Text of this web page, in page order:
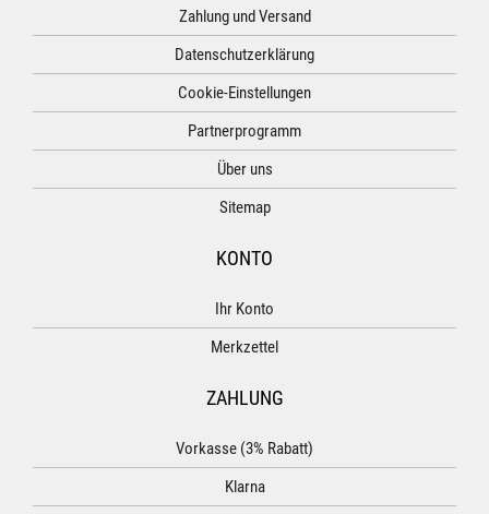
Zahlung und Versand
Datenschutzerklärung
Cookie-Einstellungen
Partnerprogramm
Über uns
Sitemap
KONTO
Ihr Konto
Merkzettel
ZAHLUNG
Vorkasse (3% Rabatt)
Klarna